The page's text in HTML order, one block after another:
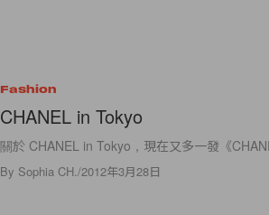
Fashion
CHANEL in Tokyo
關於 CHANEL in Tokyo，現在又多一發《
By Sophia CH./2012年3月28日